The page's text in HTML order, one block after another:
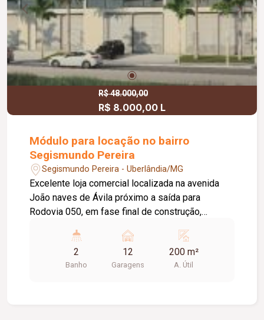
R$ 48.000,00
R$ 8.000,00 L
Módulo para locação no bairro
Segismundo Pereira
Segismundo Pereira - Uberlândia/MG
Excelente loja comercial localizada na avenida
João naves de Ávila próximo a saída para
Rodovia 050, em fase final de construção,
7m², vai ser entregue com piso de cimento
usinado polido, copa, 02 banheiros, telhado com
telhas termo acústica, porta automática com
2
Banho
12
Garagens
200 m²
A. Útil